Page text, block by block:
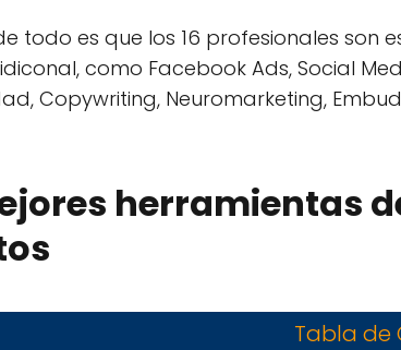
todo es que los 16 profesionales son
como Facebook Ads, Social
Copywriting, Neuromarketing,
herramientas
Tabla de